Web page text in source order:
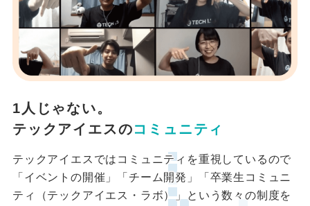
1人じゃない。
テックアイエスのコミュニティ
テックアイエスではコミュニティを重視しているので
「イベントの開催」「チーム開発」「卒業生コミュニ
ティ（テックアイエス・ラボ）」という数々の制度を